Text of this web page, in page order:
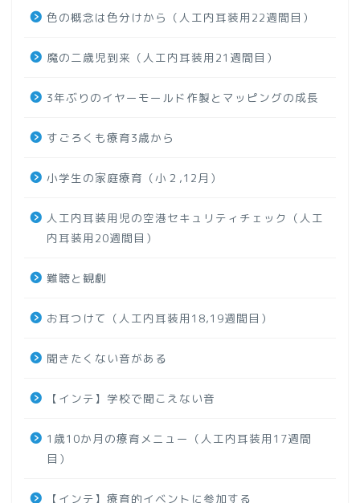
色の概念は色分けから（人工内耳装用22週間目）
魔の二歳児到来（人工内耳装用21週間目）
3年ぶりのイヤーモールド作製とマッピングの成長
すごろくも療育3歳から
小学生の家庭療育（小２,12月）
人工内耳装用児の空港セキュリティチェック（人工
内耳装用20週間目）
難聴と観劇
お耳つけて（人工内耳装用18,19週間目）
聞きたくない音がある
【インテ】学校で聞こえない音
1歳10か月の療育メニュー（人工内耳装用17週間
目）
【インテ】療育的イベントに参加する